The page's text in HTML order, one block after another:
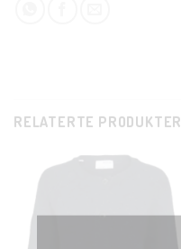
RELATERTE PRODUKTER